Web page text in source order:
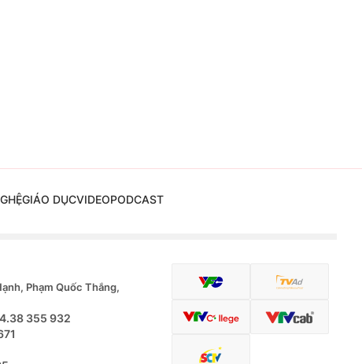
GIÁO DỤCVIDEOPODCAST
Phạm Quốc Thắng,
355 932